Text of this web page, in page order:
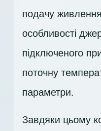
подачу
особливості
підключеного
поточну
параметри.
Завдяки цьому